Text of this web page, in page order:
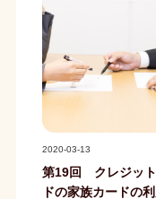
2020-03-13
第19回 クレジッ
ドの家族カードの